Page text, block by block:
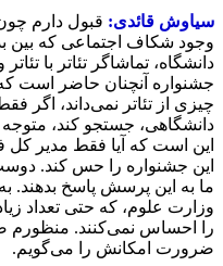
سیاوش قائدی: قبول دارم
وجود شکاف اجتماعی که بین
دانشگاه، تماشاگر تئاتر با
جشنواره آنچنان حاضر است
چیزی از تئاتر نمی‌داند، اگر
دانشگاهی، جستجو کند،
این است که آیا فقط مدیر
این جشنواره را حس کند.
ما به این پرسش پاسخ بدهند.
وزارت علوم، که حتی تعداد
را احساس نمی‌کنند.
ضرورت امکانش را می‌گویم.